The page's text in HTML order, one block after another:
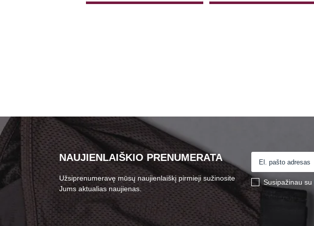
NAUJIENLAIŠKIO PRENUMERATA
Užsiprenumeravę mūsų naujienlaiškį pirmieji sužinosite
Jums aktualias naujienas.
Susipažinau su